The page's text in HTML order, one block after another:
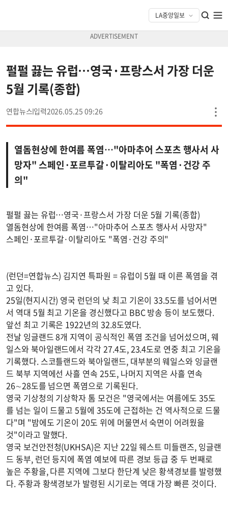
펄펄 끓는 유럽…영국·프랑스서 가장 더운
5월 기록(종합)
연합뉴스 2026.05.25 09:26
열돔현상에 한여름 폭염…"아마추어 스포츠 행사서 사
망자" 스페인·포르투갈·이탈리아도 "폭염·건강 주
의"
펄펄 끓는 유럽…영국·프랑스서 가장 더운 5월 기록(종합)
열돔현상에 한여름 폭염…"아마추어 스포츠 행사서 사망자"
스페인·포르투갈·이탈리아도 "폭염·건강 주의"
(런던=연합뉴스) 김지연 특파원 = 유럽이 5월 때 이른 폭염을 겪
고 있다.
25일(현지시간) 영국 런던의 낮 최고 기온이 33.5도를 넘어서면
서 역대 5월 최고 기온을 경신했다고 BBC 방송 등이 보도했다.
앞선 최고 기록은 1922년의 32.8도였다.
전날 잉글랜드 8개 지역이 공식적인 폭염 조건을 넘어섰으며, 웨
일스와 북아일랜드에서 각각 27.4도, 23.4도로 연중 최고 기온을
기록했다. 스코틀랜드와 북아일랜드, 대부분의 웨일스와 잉글랜
드 북부 지역에선 사흘 연속 25도, 나머지 지역은 사흘 연속
26∼28도를 넘으면 폭염으로 기록된다.
영국 기상청의 기상학자 톰 모건은 "영국에서는 여름에도 35도
를 넘는 일이 드물고 5월에 35도에 근접하는 건 역사적으로 드물
다"며 "밤에도 기온이 20도 위에 머물면서 숙면이 어려웠을
것"이라고 말했다.
영국 보건안전청(UKHSA)은 지난 22일 웨스트 미들랜즈, 잉글랜
드 동부, 런던 등지에 폭염 예보에 따른 경보 등급 중 두 번째로
높은 주황을, 다른 지역에 그보다 한단계 낮은 황색경보를 발령했
다. 주황과 황색경보가 발령된 시기로는 역대 가장 빠른 것이다.